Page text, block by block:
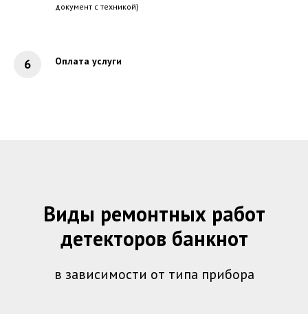
документ с техникой)
Оплата услуги
Виды ремонтных работ
детекторов банкнот
в зависимости от типа прибора